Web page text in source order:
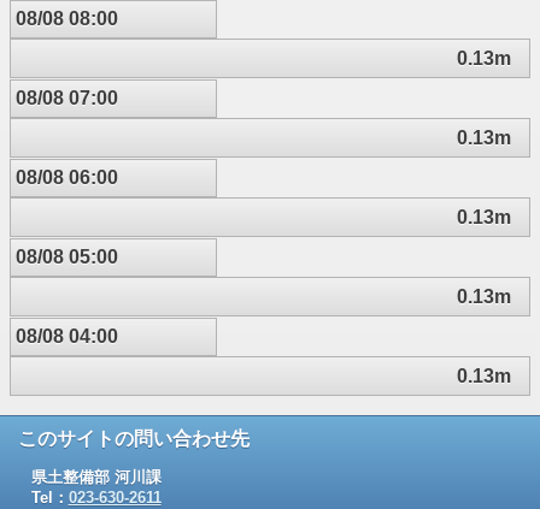
08/08 08:00
0.13m
08/08 07:00
0.13m
08/08 06:00
0.13m
08/08 05:00
0.13m
08/08 04:00
0.13m
このサイトの問い合わせ先
県土整備部 河川課
Tel： 023-630-2611